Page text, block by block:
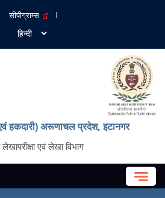
सीपीग्राम्स
हकदारी) अरूणाचल प्रदेश, इटानगर
लेखापरीक्षा एवं लेखा विभाग